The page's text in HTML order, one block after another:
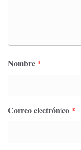
Nombre *
Correo electrónico *